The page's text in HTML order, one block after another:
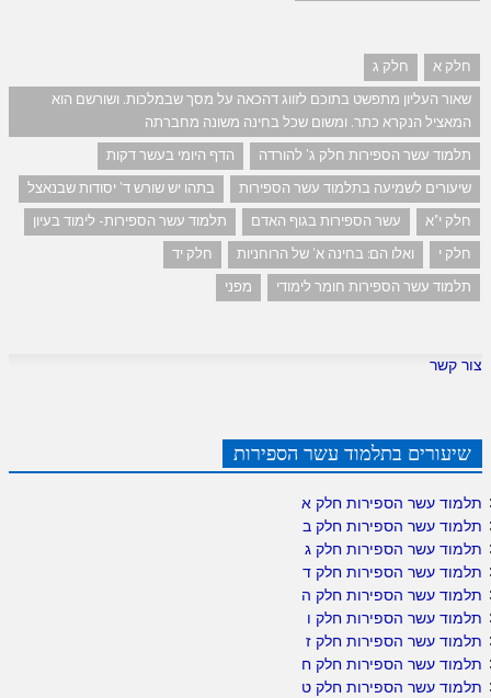
חלק א
חלק ג
שאור העליון מתפשט בתוכם לזווג דהכאה על מסך שבמלכות. ושורשם הוא
המאציל הנקרא כתר. ומשום שכל בחינה משונה מחברתה
תלמוד עשר הספירות חלק ג' להורדה
הדף היומי בעשר דקות
שיעורים לשמיעה בתלמוד עשר הספירות
בתהו יש שורש ד' יסודות שבנאצל
חלק י"א
עשר הספירות בגוף האדם
תלמוד עשר הספירות- לימוד בעיון
חלק י
ואלו הם: בחינה א' של הרוחניות
חלק יד
תלמוד עשר הספירות חומר לימודי
מפני
צור קשר
שיעורים בתלמוד עשר הספירות
תלמוד עשר הספירות חלק א
תלמוד עשר הספירות חלק ב
תלמוד עשר הספירות חלק ג
תלמוד עשר הספירות חלק ד
תלמוד עשר הספירות חלק ה
תלמוד עשר הספירות חלק ו
תלמוד עשר הספירות חלק ז
תלמוד עשר הספירות חלק ח
תלמוד עשר הספירות חלק ט